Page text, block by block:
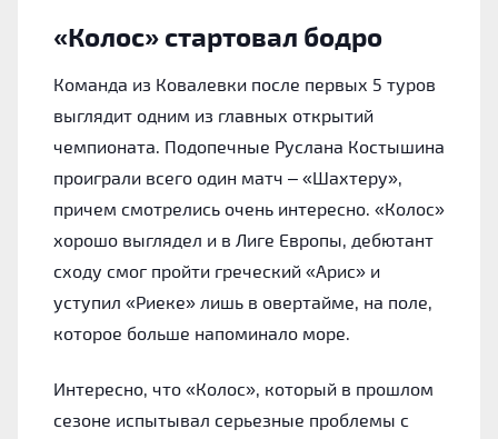
«Колос» стартовал бодро
Команда из Ковалевки после первых 5 туров
выглядит одним из главных открытий
чемпионата. Подопечные Руслана Костышина
проиграли всего один матч – «Шахтеру»,
причем смотрелись очень интересно. «Колос»
хорошо выглядел и в Лиге Европы, дебютант
сходу смог пройти греческий «Арис» и
уступил «Риеке» лишь в овертайме, на поле,
которое больше напоминало море.
Интересно, что «Колос», который в прошлом
сезоне испытывал серьезные проблемы с